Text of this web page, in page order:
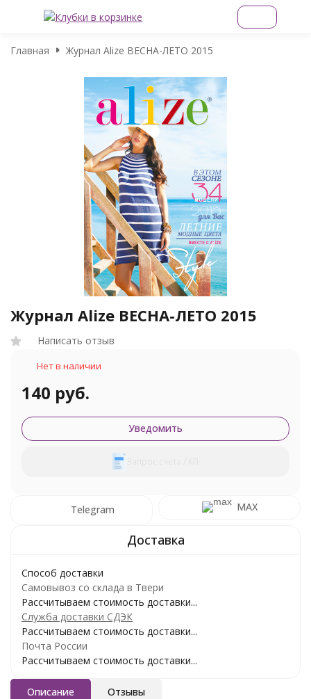
Главная Журнал Alize ВЕСНА-ЛЕТО 2015
Журнал Alize ВЕСНА-ЛЕТО 2015
Написать отзыв
Нет в наличии
140 руб.
Уведомить
Telegram MAX
Способ доставки
Самовывоз со склада в Твери
Рассчитываем стоимость доставки...
Служба доставки СДЭК
Рассчитываем стоимость доставки...
Почта России
Рассчитываем стоимость доставки...
Описание Отзывы